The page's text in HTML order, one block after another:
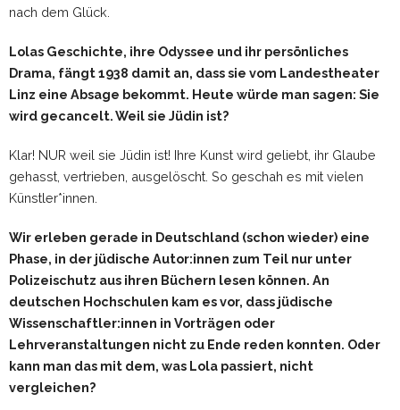
nach dem Glück.
Lolas Geschichte, ihre Odyssee und ihr persönliches
Drama, fängt 1938 damit an, dass sie vom Landestheater
Linz eine Absage bekommt. Heute würde man sagen: Sie
wird gecancelt. Weil sie Jüdin ist?
Klar! NUR weil sie Jüdin ist! Ihre Kunst wird geliebt, ihr Glaube
gehasst, vertrieben, ausgelöscht. So geschah es mit vielen
Künstler*innen.
Wir erleben gerade in Deutschland (schon wieder) eine
Phase, in der jüdische Autor:innen zum Teil nur unter
Polizeischutz aus ihren Büchern lesen können. An
deutschen Hochschulen kam es vor, dass jüdische
Wissenschaftler:innen in Vorträgen oder
Lehrveranstaltungen nicht zu Ende reden konnten. Oder
kann man das mit dem, was Lola passiert, nicht
vergleichen?